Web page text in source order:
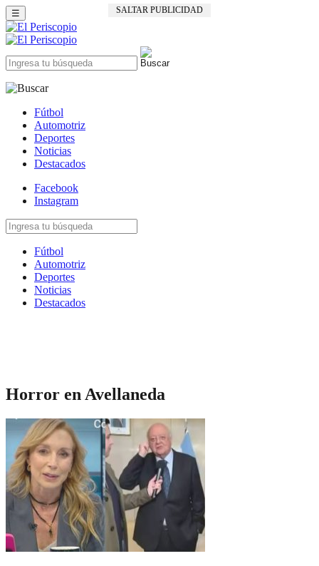
SALTAR PUBLICIDAD
☰
Fútbol
Automotriz
Deportes
Noticias
Destacados
Facebook
Instagram
Fútbol
Automotriz
Deportes
Noticias
Destacados
Horror en Avellaneda